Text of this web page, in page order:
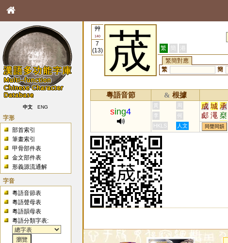
中文 ENG
字形
部首索引
筆畫索引
甲骨部件表
金文部件表
形義源流通解
字音
粵語音節表
粵語聲母表
粵語韻母表
粵語分類字表:
艸
140
7
(13)
荿 繁 簡 港
繁簡對應
繁
簡
粵語音節 & 根據
sing4
黃 周 成 城 承
郕 澠 椉
鱦 溗 鋮
李
何
HKLS
人文 同聲同韻